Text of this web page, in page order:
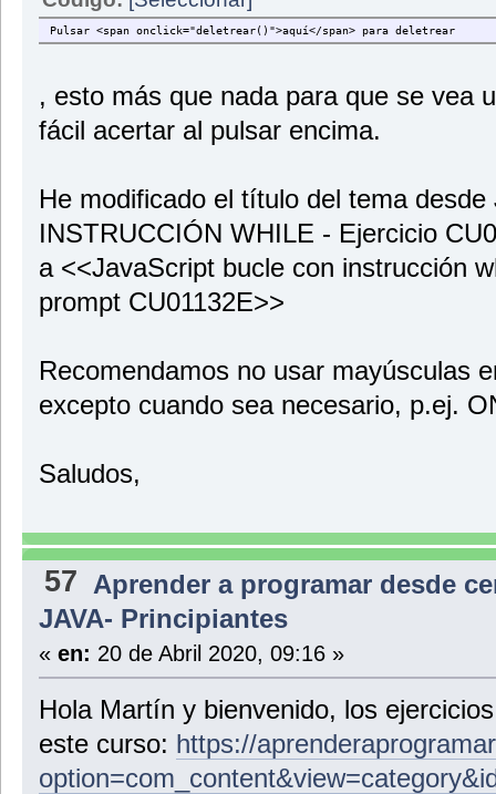
Pulsar <span onclick="deletrear()">aquí</span> para deletrear
, esto más que nada para que se vea
fácil acertar al pulsar encima.
He modificado el título del tema
INSTRUCCIÓN WHILE - Ejercicio
a <<JavaScript bucle con instrucción
prompt CU01132E>>
Recomendamos no usar mayúsculas
excepto cuando sea necesario, p.ej.
Saludos,
57 Aprender a programar desde
JAVA- Principiantes
« en: 20 de Abril 2020, 09:16 »
Hola Martín y bienvenido, los
este curso: https://